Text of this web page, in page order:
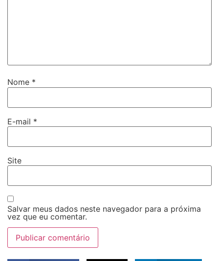
Nome *
E-mail *
Site
Salvar meus dados neste navegador para a próxima
vez que eu comentar.